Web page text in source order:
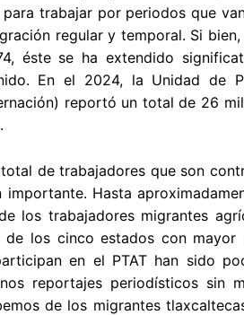
para trabajar por periodos que
regular y temporal. Si
éste se ha extendido
En el 2024, la Unidad de
reportó un total de 26
de trabajadores que son
importante. Hasta
los trabajadores migrantes
de los cinco estados con
en el PTAT han sido
reportajes periodísticos sin
de los migrantes